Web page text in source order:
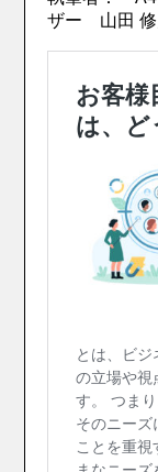
ザー 山田 修